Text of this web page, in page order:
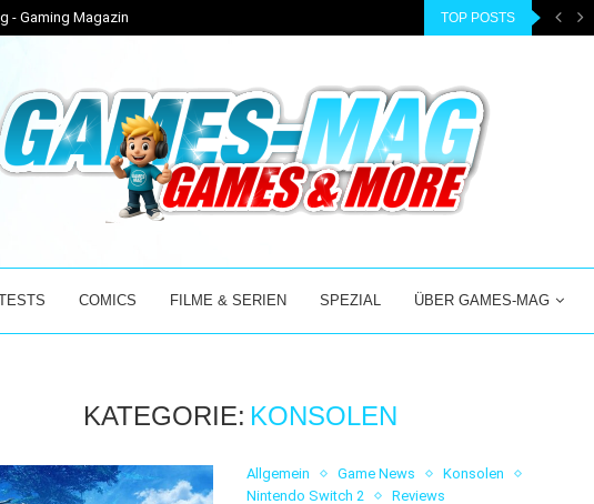
- Gaming Magazin TOP POSTS
MIX AUS... BEI ÜBER 30 GRAD ABSOLUT DAS RICHTIGE: WINTER...
COMICS FILME & SERIEN SPEZIAL ÜBER GAMES-MAG
KATEGORIE: KONSOLEN
Allgemein Game News
Konsolen
Nintendo Switch 2
Reviews